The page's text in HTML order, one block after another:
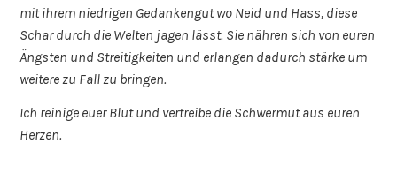
mit ihrem niedrigen Gedankengut wo Neid und Hass, diese
Schar durch die Welten jagen lässt. Sie nähren sich von euren
Ängsten und Streitigkeiten und erlangen dadurch stärke um
weitere zu Fall zu bringen.
Ich reinige euer Blut und vertreibe die Schwermut aus euren
Herzen.